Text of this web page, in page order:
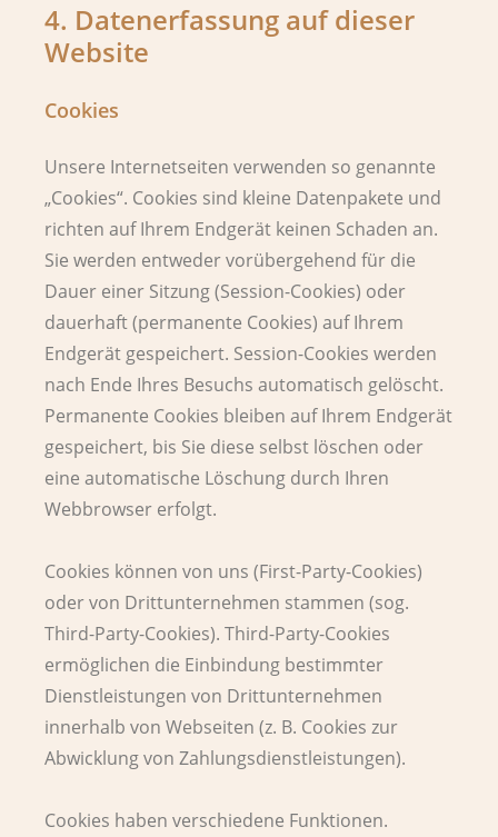
4. Datenerfassung auf dieser
Website
Cookies
Unsere Internetseiten verwenden so genannte
„Cookies“. Cookies sind kleine Datenpakete und
richten auf Ihrem Endgerät keinen Schaden an.
Sie werden entweder vorübergehend für die
Dauer einer Sitzung (Session-Cookies) oder
dauerhaft (permanente Cookies) auf Ihrem
Endgerät gespeichert. Session-Cookies werden
nach Ende Ihres Besuchs automatisch gelöscht.
Permanente Cookies bleiben auf Ihrem Endgerät
gespeichert, bis Sie diese selbst löschen oder
eine automatische Löschung durch Ihren
Webbrowser erfolgt.
Cookies können von uns (First-Party-Cookies)
oder von Drittunternehmen stammen (sog.
Third-Party-Cookies). Third-Party-Cookies
ermöglichen die Einbindung bestimmter
Dienstleistungen von Drittunternehmen
innerhalb von Webseiten (z. B. Cookies zur
Abwicklung von Zahlungsdienstleistungen).
Cookies haben verschiedene Funktionen.